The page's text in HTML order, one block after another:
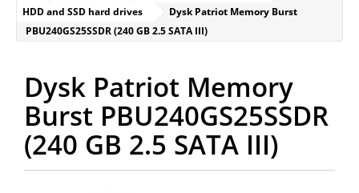
HDD and SSD hard drives
Dysk Patriot Memory Burst
PBU240GS25SSDR (240 GB 2.5 SATA III)
Dysk Patriot Memory
Burst PBU240GS25SSDR
(240 GB 2.5 SATA III)